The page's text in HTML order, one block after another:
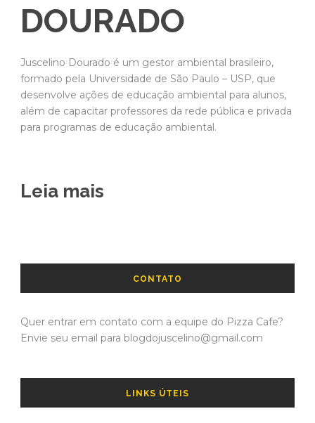
DOURADO
Juscelino Dourado é um gestor ambiental brasileiro,
formado pela Universidade de São Paulo – USP, que
desenvolve ações de educação ambiental para alunos,
além de capacitar professores da rede pública e privada
para programas de educação ambiental.
Leia mais
CONTATO
Quer entrar em contato com a equipe do Pizza Cafe?
Envie seu email para blogdojuscelino@gmail.com
LINKS ÚTEIS